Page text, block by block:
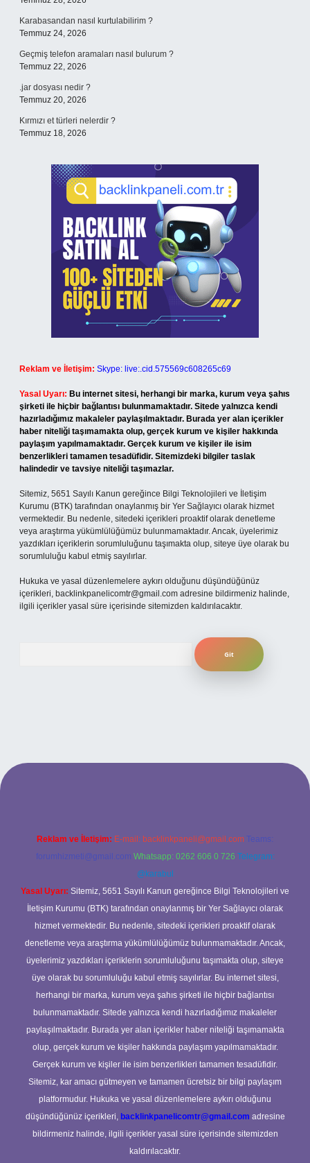
Karabasandan nasıl kurtulabilirim ?
Temmuz 24, 2026
Geçmiş telefon aramaları nasıl bulurum ?
Temmuz 22, 2026
.jar dosyası nedir ?
Temmuz 20, 2026
Kırmızı et türleri nelerdir ?
Temmuz 18, 2026
Reklam ve İletişim: Skype: live:.cid.575569c608265c69
Yasal Uyarı: Bu internet sitesi, herhangi bir marka, kurum veya şahıs
şirketi ile hiçbir bağlantısı bulunmamaktadır. Sitede yalnızca kendi
hazırladığımız makaleler paylaşılmaktadır. Burada yer alan içerikler
haber niteliği taşımamakta olup, gerçek kurum ve kişiler hakkında
paylaşım yapılmamaktadır. Gerçek kurum ve kişiler ile isim
benzerlikleri tamamen tesadüfidir. Sitemizdeki bilgiler taslak
halindedir ve tavsiye niteliği taşımazlar.
Sitemiz, 5651 Sayılı Kanun gereğince Bilgi Teknolojileri ve İletişim
Kurumu (BTK) tarafından onaylanmış bir Yer Sağlayıcı olarak hizmet
vermektedir. Bu nedenle, sitedeki içerikleri proaktif olarak denetleme
veya araştırma yükümlülüğümüz bulunmamaktadır. Ancak, üyelerimiz
yazdıkları içeriklerin sorumluluğunu taşımakta olup, siteye üye olarak bu
sorumluluğu kabul etmiş sayılırlar.
Hukuka ve yasal düzenlemelere aykırı olduğunu düşündüğünüz
içerikleri, backlinkpanelicomtr@gmail.com adresine bildirmeniz halinde,
ilgili içerikler yasal süre içerisinde sitemizden kaldırılacaktır.
Reklam ve İletişim: E-mail: backlinkpaneli@gmail.com Teams:
forumhizmeti@gmail.com Whatsapp: 0262 606 0 726 Telegram:
@karabul
Yasal Uyarı: Sitemiz, 5651 Sayılı Kanun gereğince Bilgi Teknolojileri ve
İletişim Kurumu (BTK) tarafından onaylanmış bir Yer Sağlayıcı olarak
hizmet vermektedir. Bu nedenle, sitedeki içerikleri proaktif olarak
denetleme veya araştırma yükümlülüğümüz bulunmamaktadır. Ancak,
üyelerimiz yazdıkları içeriklerin sorumluluğunu taşımakta olup, siteye
üye olarak bu sorumluluğu kabul etmiş sayılırlar. Bu internet sitesi,
herhangi bir marka, kurum veya şahıs şirketi ile hiçbir bağlantısı
bulunmamaktadır. Sitede yalnızca kendi hazırladığımız makaleler
paylaşılmaktadır. Burada yer alan içerikler haber niteliği taşımamakta
olup, gerçek kurum ve kişiler hakkında paylaşım yapılmamaktadır.
Gerçek kurum ve kişiler ile isim benzerlikleri tamamen tesadüfidir.
Sitemiz, kar amacı gütmeyen ve tamamen ücretsiz bir bilgi paylaşım
platformudur. Hukuka ve yasal düzenlemelere aykırı olduğunu
düşündüğünüz içerikleri, backlinkpanelicomtr@gmail.com adresine
bildirmeniz halinde, ilgili içerikler yasal süre içerisinde sitemizden
kaldırılacaktır.